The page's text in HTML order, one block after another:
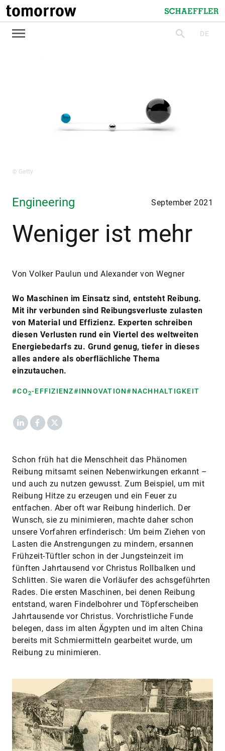
tomorrow
Schaeffler
suchenDE
© Getty
Engineering September 2021
Weniger ist mehr
Von Volker Paulun und Alexander von Wegner
Wo Maschinen im Einsatz sind, entsteht Reibung.
Mit ihr verbunden sind Reibungsverluste zulasten
von Material und Effizienz. Experten schreiben
diesen Verlusten rund ein Viertel des weltweiten
Energiebedarfs zu. Grund genug, tiefer in dieses
alles andere als oberflächliche Thema
einzutauchen.
#CO2-EFFIZIENZ#INNOVATION#NACHHALTIGKEIT
LinkedInFacebook
X
Schon früh hat die Menschheit das Phänomen
Reibung mitsamt seinen Nebenwirkungen erkannt –
und auch zu nutzen gewusst. Zum Beispiel, um mit
Reibung Hitze zu erzeugen und ein Feuer zu
entfachen. Aber oft war Reibung hinderlich. Der
Wunsch, sie zu minimieren, machte daher schon
unsere Vorfahren erfinderisch: Um beim Ziehen von
Lasten die Anstrengungen zu mindern, ersannen
Frühzeit-Tüftler schon in der Jungsteinzeit im
fünften Jahrtausend vor Christus Rollbalken und
Schlitten. Sie waren die Vorläufer des achsgeführten
Rades. Die ersten Maschinen, bei denen Reibung
entstand, waren Findelbohrer und Töpferscheiben
Jahrtausende vor Christus. Vorchristliche Funde
belegen, dass im alten Ägypten und im alten China
bereits mit Schmiermitteln gearbeitet wurde, um
Reibung zu minimieren.